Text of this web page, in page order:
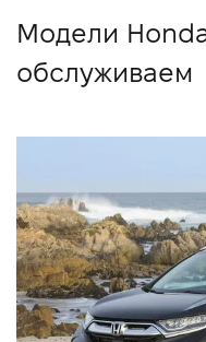
Модели
обслуживаем